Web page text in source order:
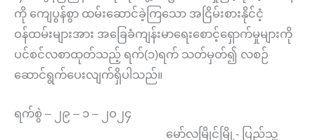
ကို ကျေပွန်စွာ ထမ်းဆောင်ခဲ့ကြသော အငြိမ်းစားနိုင်ငံ့
ဝန်ထမ်းများအား အခြေခံကျန်းမာရေးစောင့်ရှောက်မှုများကို
ပင်စင်လစာထုတ်သည့် ရက်(၁)ရက် သတ်မှတ်၍ လစဉ်
ဆောင်ရွက်ပေးလျက်ရှိပါသည်။
ရက်စွဲ – ၂၉ – ၁ – ၂ဝ၂၄
မော်လမြိုင်မြို့- ပြည်သူ့